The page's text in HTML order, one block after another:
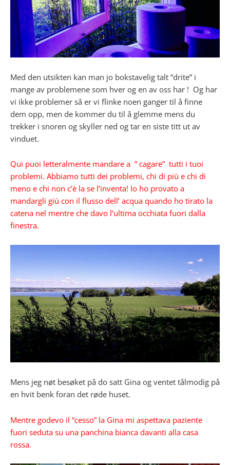
Med den utsikten kan man jo bokstavelig talt “drite” i
mange av problemene som hver og en av oss har ! Og har
vi ikke problemer så er vi flinke noen ganger til å finne
dem opp, men de kommer du til å glemme mens du
trekker i snoren og skyller ned og tar en siste titt ut av
vinduet.
Qui puoi letteralmente mandare a ” cagare” tutti i tuoi
problemi. Abbiamo tutti dei problemi, chi di più e chi di
meno e chi non c’è la se l’inventa! Io ho provato a
mandargli giù con il flusso dell’ acqua quando ho tirato la
catena nel mentre che davo l’ultima occhiata fuori dalla
finestra.
Mens jeg nøt besøket på do satt Gina og ventet tålmodig på
en hvit benk foran det røde huset.
Mentre godevo il “cesso” la Gina mi aspettava paziente
fuori seduta su una panchina bianca davanti alla casa
rossa.